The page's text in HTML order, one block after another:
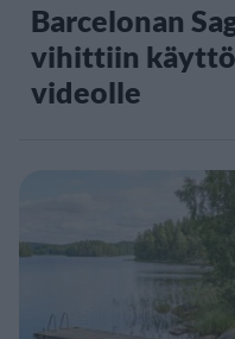
Barcelonan
vihittiin
videolle